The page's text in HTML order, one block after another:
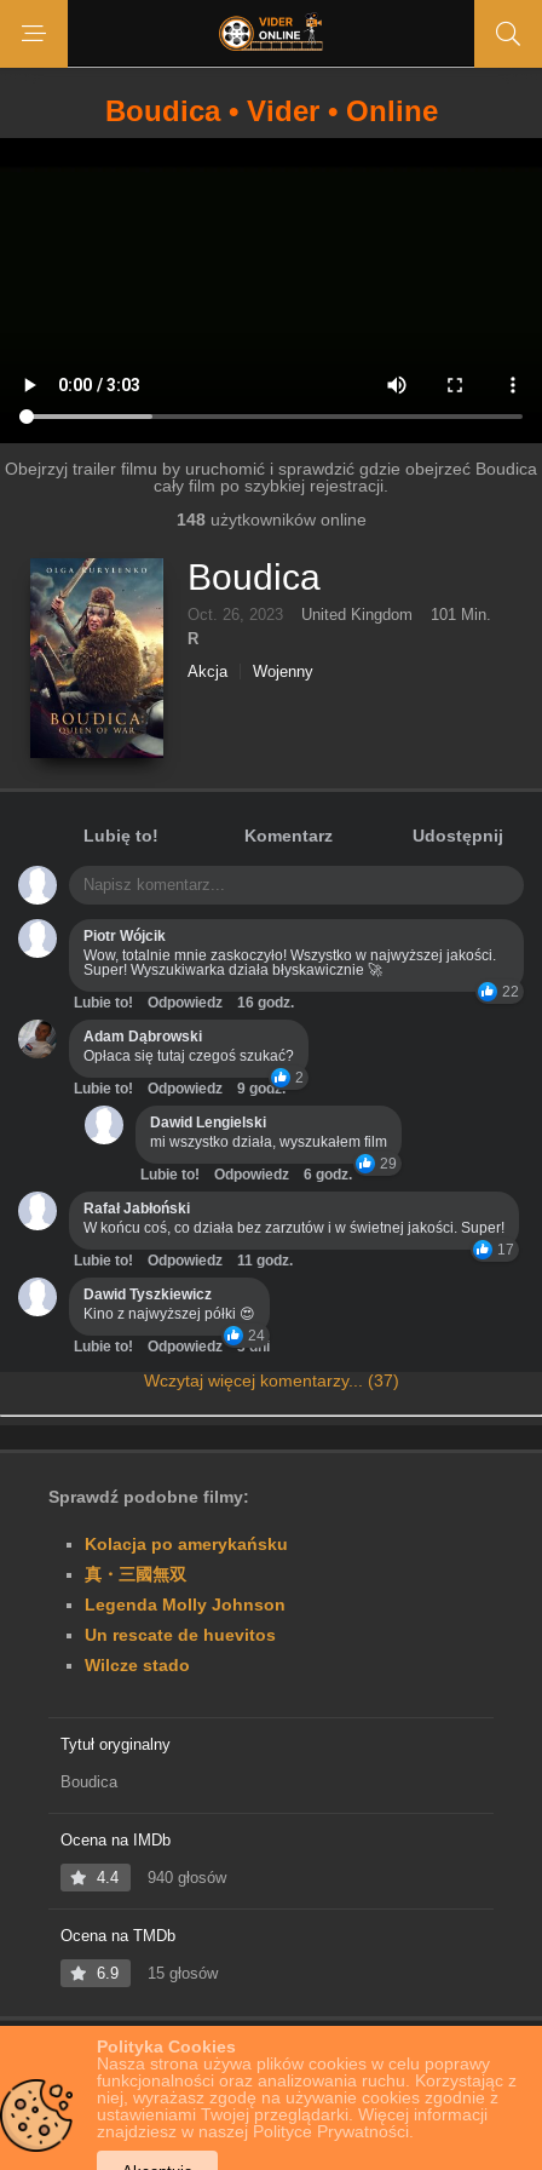
Polityka Cookies
Nasza strona używa plików cookies w celu poprawy
funkcjonalności oraz analizowania ruchu. Korzystając z
niej, wyrażasz zgodę na używanie cookies zgodnie z
ustawieniami Twojej przeglądarki. Więcej informacji
znajdziesz w naszej Polityce Prywatności.
Boudica • Vider • Online
Obejrzyj trailer filmu by uruchomić i sprawdzić gdzie obejrzeć Boudica
cały film po szybkiej rejestracji.
148użytkowników online
Boudica
Oct. 26, 2023 United Kingdom
101 Min.
R
Akcja
Wojenny
Lubię to! Komentarz Udostępnij
Piotr Wójcik
Wow, totalnie mnie zaskoczyło! Wszystko w najwyższej jakości.
Super! Wyszukiwarka działa błyskawicznie 🚀
22
Lubie to! Odpowiedz
16 godz.
Adam Dąbrowski
Opłaca się tutaj czegoś szukać?
2
Lubie to! Odpowiedz
9 godz.
Dawid Lengielski
mi wszystko działa, wyszukałem film
29
Lubie to! Odpowiedz
6 godz.
Rafał Jabłoński
W końcu coś, co działa bez zarzutów i w świetnej jakości. Super!
17
Lubie to! Odpowiedz
11 godz.
Dawid Tyszkiewicz
Kino z najwyższej półki 😍
24
Lubie to! Odpowiedz 3 dni
Wczytaj więcej komentarzy... (37)
Sprawdź podobne filmy:
Kolacja po amerykańsku
真・三國無双
Legenda Molly Johnson
Un rescate de huevitos
Wilcze stado
Tytuł oryginalny
Boudica
Ocena na IMDb
4.4 940 głosów
Ocena na TMDb
6.9 15 głosów
Film Online Boudica